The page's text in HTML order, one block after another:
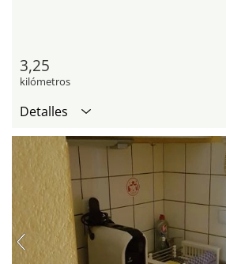
3,25
kilómetros
Detalles